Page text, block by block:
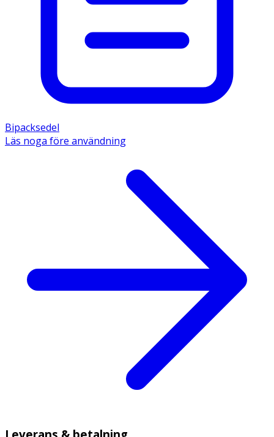
Bipacksedel
Läs noga före användning